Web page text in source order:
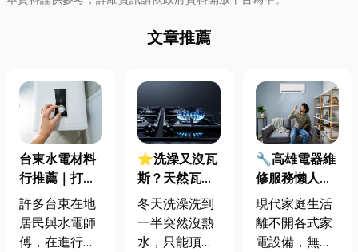
文章推薦
台東水電材料
行推薦｜打造
安全耐用的居
家環境
許多台東在地
居民與水電師
傅，在進行居
⭐洗澡又沒瓦
斯？天然瓦斯
是什麼、費用
怎麼算？家庭
能源選擇與配
冬天洗澡洗到
一半突然沒熱
水，只能頂著
🔧高雄電器維
修服務懶人包
｜冷氣、冰
箱、洗衣機專
業維修
現代家庭生活
離不開各式家
電設備，無論